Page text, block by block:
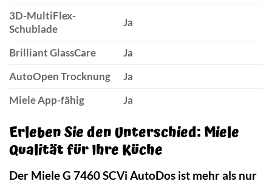
3D-MultiFlex-
Schublade
Ja
Brilliant GlassCare
Ja
AutoOpen Trocknung
Ja
Miele App-fähig
Ja
Erleben Sie den Unterschied: Miele
Qualität für Ihre Küche
Der Miele G 7460 SCVi AutoDos ist mehr als nur